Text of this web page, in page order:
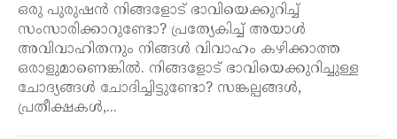
ഒരു പുരുഷൻ നിങ്ങളോട് ഭാവിയെക്കുറിച്ച്
സംസാരിക്കാറുണ്ടോ? പ്രത്യേകിച്ച് അയാൾ
അവിവാഹിതനും നിങ്ങൾ വിവാഹം കഴിക്കാത്ത
ഒരാളുമാണെങ്കിൽ. നിങ്ങളോട് ഭാവിയെക്കുറിച്ചുള്ള
ചോദ്യങ്ങൾ ചോദിച്ചിട്ടുണ്ടോ? സങ്കല്പങ്ങൾ,
പ്രതീക്ഷകൾ,...